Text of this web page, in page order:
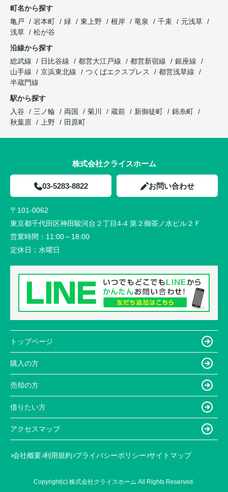
町名から探す
亀戸
岩本町 緑 東上野 根岸 竜泉 千束
元浅草
浅草
松が谷
沿線から探す
総武線
日比谷線 都営大江戸線 都営新宿線
銀座線
山手線
京浜東北線 つくばエクスプレス
都営浅草線
半蔵門線
駅から探す
入谷
三ノ輪 両国 菊川 蔵前 新御徒町
錦糸町
秋葉原
上野 田原町
株式会社クライスホーム
03-5283-8822 お問い合わせ
〒101-0062
東京都千代田区神田駿河台２丁目4-4 第２御茶ノ水ビル２Ｆ
営業時間： 11:00～18:00
定休日： 水曜日
トップページ
購入の方
売却の方
借りたい方
アクセスマップ
会社概要 利用規約 プライバシーポリシー サイトマップ
Copyright(c) 株式会社クライスホーム All Rights Reserved.